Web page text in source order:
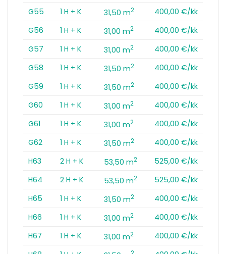
G55
1 H + K 31,50 m2
400,00 €/kk
G56
1 H + K 31,00 m2
400,00 €/kk
G57
1 H + K 31,00 m2
400,00 €/kk
G58
1 H + K 31,50 m2
400,00 €/kk
G59
1 H + K 31,50 m2
400,00 €/kk
G60
1 H + K 31,00 m2
400,00 €/kk
G61
1 H + K 31,00 m2
400,00 €/kk
G62
1 H + K 31,50 m2
400,00 €/kk
H63
2 H + K 53,50 m2
525,00 €/kk
H64
2 H + K 53,50 m2
525,00 €/kk
H65
1 H + K 31,50 m2
400,00 €/kk
H66
1 H + K 31,00 m2
400,00 €/kk
H67
1 H + K 31,00 m2
400,00 €/kk